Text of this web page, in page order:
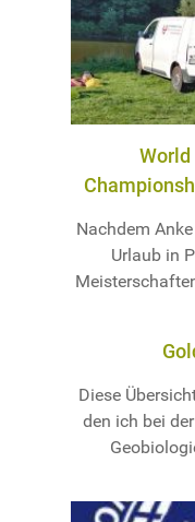
World
Nachdem
Urlaub in
Diese
den ich bei